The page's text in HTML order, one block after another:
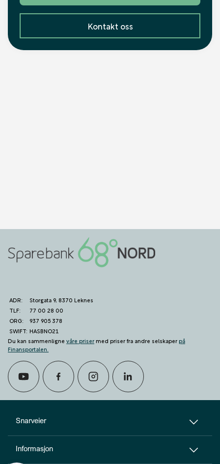
Kontakt oss
Snarveier
Informasjon
ADR:
Storgata 9, 8370 Leknes
TLF:
77 00 28 00
ORG:
937 905 378
SWIFT: HASBNO21
Du kan sammenligne våre prisermed priser fra andre selskaperpå
Finansportalen